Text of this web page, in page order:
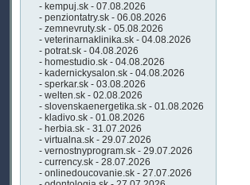
- kempuj.sk - 07.08.2026
- penziontatry.sk - 06.08.2026
- zemnevruty.sk - 05.08.2026
- veterinarnaklinika.sk - 04.08.2026
- potrat.sk - 04.08.2026
- homestudio.sk - 04.08.2026
- kadernickysalon.sk - 04.08.2026
- sperkar.sk - 03.08.2026
- welten.sk - 02.08.2026
- slovenskaenergetika.sk - 01.08.2026
- kladivo.sk - 01.08.2026
- herbia.sk - 31.07.2026
- virtualna.sk - 29.07.2026
- vernostnyprogram.sk - 29.07.2026
- currency.sk - 28.07.2026
- onlinedoucovanie.sk - 27.07.2026